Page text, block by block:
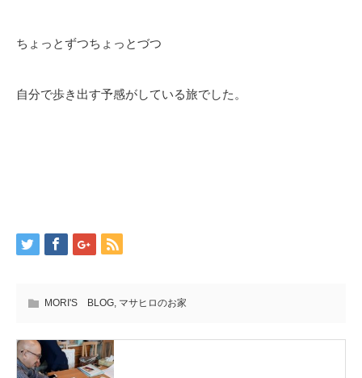
ちょっとずつちょっとづつ
自分で歩き出す予感がしている旅でした。
MORI'S BLOG, マサヒロのお家